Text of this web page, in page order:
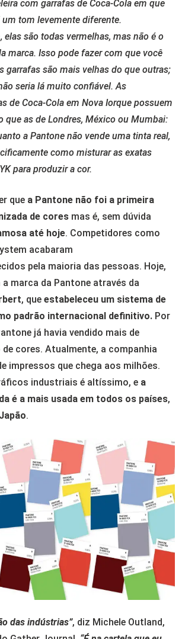
com garrafas de Coca-Cola em que
tom levemente diferente.
elas são todas vermelhas, mas não é o
marca. Isso pode fazer com que você
garrafas são mais velhas do que outras;
seria lá muito confiável. As
de Coca-Cola em Nova Iorque possuem
que as de Londres, México ou Mumbai:
a Pantone não vende uma tinta real,
como misturar as exatas
para produzir a cor.
que a Pantone não foi a primeira
de cores mas é, sem dúvida
até hoje. Competidores como
acabaram
pela maioria das pessoas. Hoje,
marca da Pantone através da
, que estabeleceu um sistema de
padrão internacional definitivo. Por
já havia vendido mais de
cores. Atualmente, a companhia
impressos que chega aos milhões.
industriais é altíssimo, e a
é a mais usada em todos os países,
.
das indústrias”, diz Michele Outland,